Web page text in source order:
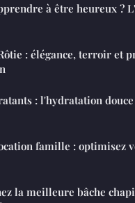
à être heureux ?
: élégance, terroir et
: l'hydratation
famille : optimisez
la meilleure bâche